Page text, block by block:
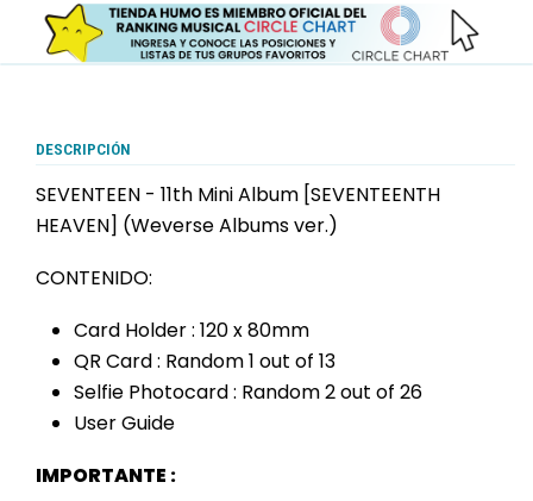
DESCRIPCIÓN
SEVENTEEN - 11th Mini Album [SEVENTEENTH
HEAVEN] (Weverse Albums ver.)
CONTENIDO:
Card Holder : 120 x 80mm
QR Card : Random 1 out of 13
Selfie Photocard : Random 2 out of 26
User Guide
IMPORTANTE :